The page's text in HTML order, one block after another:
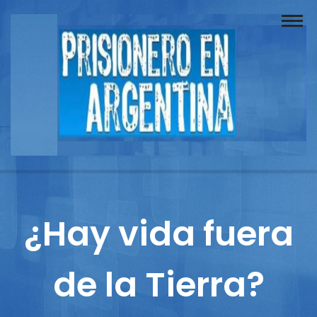
Buscador
Documentos
Reportajes
Columnistas
¿Hay vida fuera
de la Tierra?